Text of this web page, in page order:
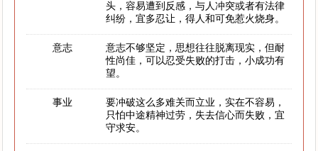
头，容易遭到反感，与人冲突或者有法律
纠纷，宜多忍让，得人和可免惹火烧身。
意志
意志不够坚定，思想往往脱离现实，但耐
性尚佳，可以忍受失败的打击，小成功有
望。
事业
要冲破这么多难关而立业，实在不容易，
只怕中途精神过劳，失去信心而失败，宜
守求安。